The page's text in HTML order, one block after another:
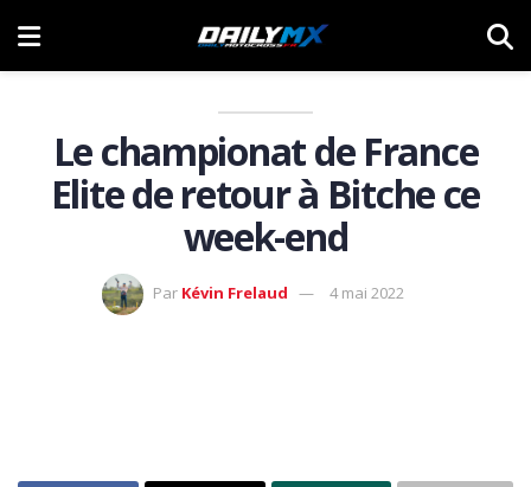
Le championat de France
Elite de retour à Bitche ce
week-end
Par Kévin Frelaud 4 mai 2022